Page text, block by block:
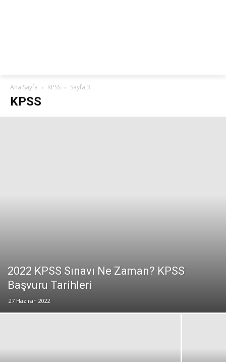
Ana Sayfa KPSS Sayfa 3
KPSS
2022 KPSS Sınavı Ne Zaman? KPSS
Başvuru Tarihleri
27 Haziran 2022